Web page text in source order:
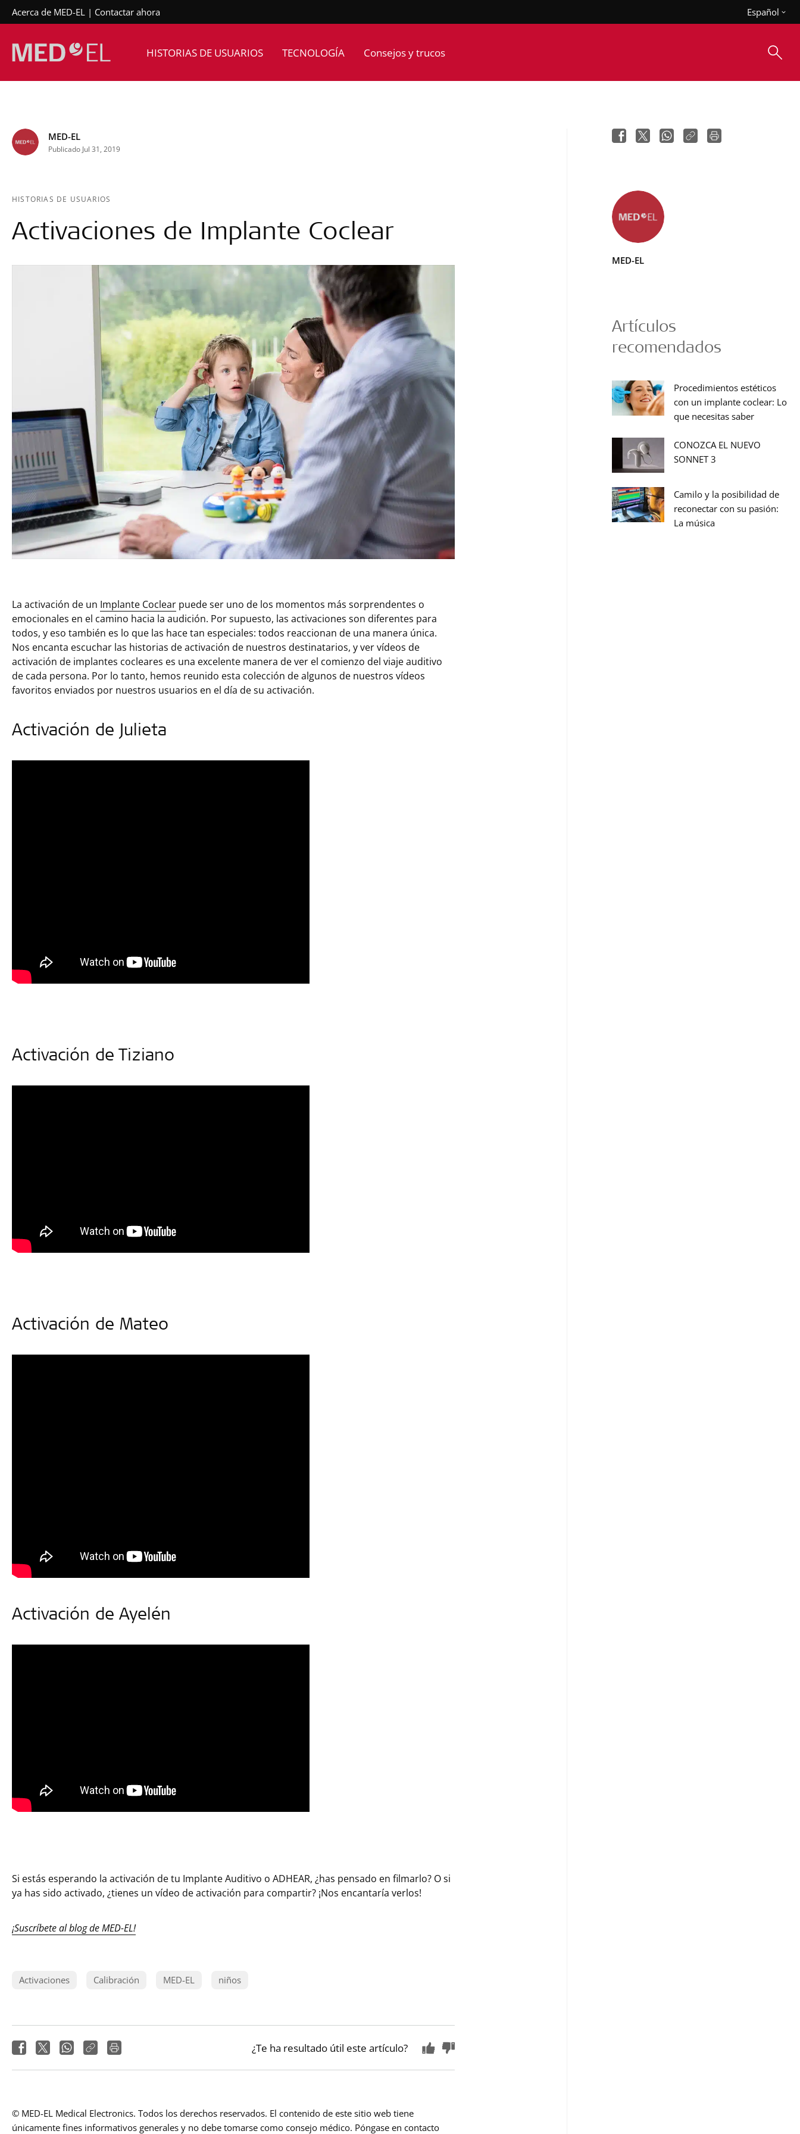
Acerca de MED-EL Contactar ahora Español
HISTORIAS DE USUARIOS TECNOLOGÍA Consejos y trucos
MED-EL
Publicado Jul 31, 2019
HISTORIAS DE USUARIOS
Activaciones de Implante Coclear
La activación de un Implante Coclear puede ser uno de los momentos más sorprendentes o
emocionales en el camino hacia la audición. Por supuesto, las activaciones son diferentes para
todos, y eso también es lo que las hace tan especiales: todos reaccionan de una manera única.
Nos encanta escuchar las historias de activación de nuestros destinatarios, y ver vídeos de
activación de implantes cocleares es una excelente manera de ver el comienzo del viaje auditivo
de cada persona. Por lo tanto, hemos reunido esta colección de algunos de nuestros vídeos
favoritos enviados por nuestros usuarios en el día de su activación.
Activación de Julieta
Activación de Tiziano
Activación de Mateo
Activación de Ayelén
Si estás esperando la activación de tu Implante Auditivo o ADHEAR, ¿has pensado en filmarlo? O si
ya has sido activado, ¿tienes un vídeo de activación para compartir? ¡Nos encantaría verlos!
¡Suscríbete al blog de MED-EL!
Activaciones Calibración MED-EL niños
¿Te ha resultado útil este artículo?
© MED-EL Medical Electronics. Todos los derechos reservados. El contenido de este sitio web tiene
únicamente fines informativos generales y no debe tomarse como consejo médico. Póngase en contacto
MED-EL
Artículos
recomendados
Procedimientos estéticos
con un implante coclear: Lo
que necesitas saber
CONOZCA EL NUEVO
SONNET 3
Camilo y la posibilidad de
reconectar con su pasión:
La música